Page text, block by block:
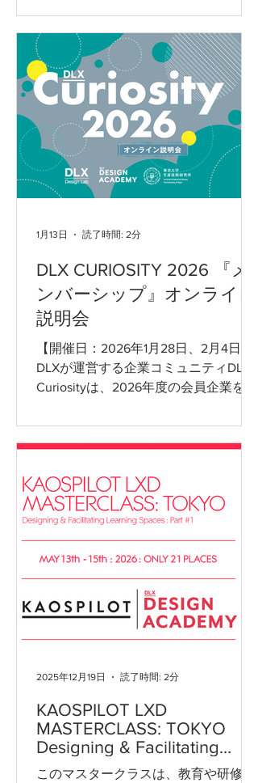
で、なぜか「本当に必要なもの」が欠
けているという感覚が広がっていま
す。 講師の田村大さん（RE:PUBLIC
Co-CEO）は、この違和感を
「Abundance（潤沢さ）」という視点
から捉え直します。
DLX CURIOSITY 2026 『メ
ンバーシップ』オンライン
説明会
【開催日：2026年1月28日、2月4日】
DLXが運営する企業コミュニティDLX
Curiosityは、2026年度の会員企業を募
オンライン説明会を行いますので、ご
案内を申し上げます。 ＜説明会日時＞
す。） 2026年1月28日(水) 11：00－
12：00（オンライン） 2026年2月4日
(水) 17：00ー18：00 （オンライン）
＜説明会Zoomリンク＞ 参加お申込み
をされた方に別途ご案内します。 ＜説
明会参加お申込み＞ 以下のページ
（Peatix）よりお申込みください。一
社様より複数名お申込みいただけま
す。 https://curiosity2026-
＞無料 ＜公式資料＞ こちら よりご覧
す。2026年度版は現在準備中ですが、
参加条件などの基本的な情報に変更は
ありません。 ＜Curiosity概要＞ 「デザ
インによる価値創造」をミッションに
1月13日 読了時間: 2分
KAOSPILOT LXD
MASTERCLASS: TOKYO
Designing & Facilitating
Learning Spaces : Part #1
このマスタークラスは、教育や研修の
2025年12月19日 読了時間: 2分